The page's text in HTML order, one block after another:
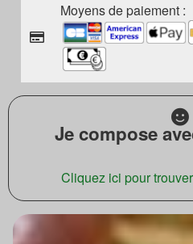
Moyens de paiement :
Je compose
Cliquez ici pour